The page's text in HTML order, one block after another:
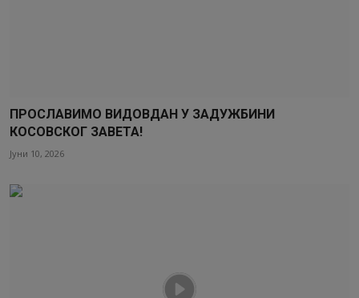
ПРОСЛАВИМО ВИДОВДАН У ЗАДУЖБИНИ
КОСОВСКОГ ЗАВЕТА!
Јуни 10, 2026